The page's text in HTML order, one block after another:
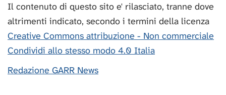
Il contenuto di questo sito e' rilasciato, tranne dove
altrimenti indicato, secondo i termini della licenza
Creative Commons attribuzione - Non commerciale
Condividi allo stesso modo 4.0 Italia
Redazione GARR News